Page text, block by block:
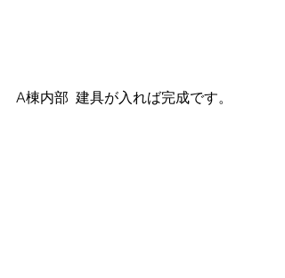
A棟内部  建具が入れば完成です。